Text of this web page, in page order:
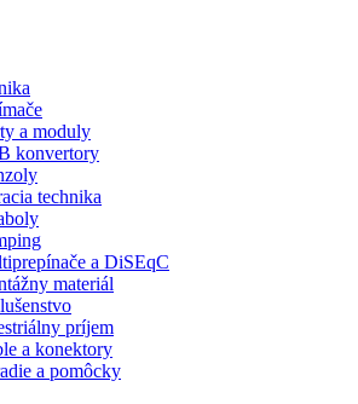
a moduly
konvertory
technika
a DiSEqC
materiál
príjem
a konektory
a pomôcky